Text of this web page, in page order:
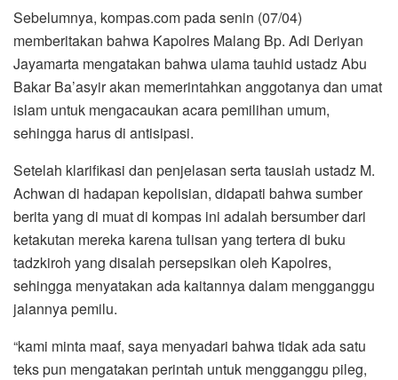
Sebelumnya, kompas.com pada senin (07/04)
memberitakan bahwa Kapolres Malang Bp. Adi Deriyan
Jayamarta mengatakan bahwa ulama tauhid ustadz Abu
Bakar Ba’asyir akan memerintahkan anggotanya dan umat
islam untuk mengacaukan acara pemilihan umum,
sehingga harus di antisipasi.
Setelah klarifikasi dan penjelasan serta tausiah ustadz M.
Achwan di hadapan kepolisian, didapati bahwa sumber
berita yang di muat di kompas ini adalah bersumber dari
ketakutan mereka karena tulisan yang tertera di buku
tadzkiroh yang disalah persepsikan oleh Kapolres,
sehingga menyatakan ada kaitannya dalam mengganggu
jalannya pemilu.
“kami minta maaf, saya menyadari bahwa tidak ada satu
teks pun mengatakan perintah untuk mengganggu pileg,